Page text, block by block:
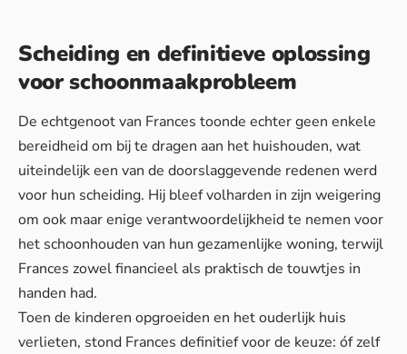
Scheiding en definitieve oplossing
voor schoonmaakprobleem
De echtgenoot van Frances toonde echter geen enkele
bereidheid om bij te dragen aan het huishouden, wat
uiteindelijk een van de doorslaggevende redenen werd
voor hun scheiding. Hij bleef volharden in zijn weigering
om ook maar enige verantwoordelijkheid te nemen voor
het schoonhouden van hun gezamenlijke woning, terwijl
Frances zowel financieel als praktisch de touwtjes in
handen had.
Toen de kinderen opgroeiden en het ouderlijk huis
verlieten, stond Frances definitief voor de keuze: óf zelf